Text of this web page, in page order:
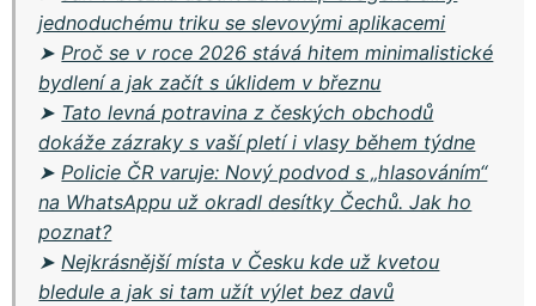
jednoduchému triku se slevovými aplikacemi
➤Proč se v roce 2026 stává hitem minimalistické
bydlení a jak začít s úklidem v březnu
➤ Tato levná potravina z českých obchodů
dokáže zázraky s vaší pletí i vlasy během týdne
➤Policie ČR varuje: Nový podvod s „hlasováním“
na WhatsAppu už okradl desítky Čechů. Jak ho
poznat?
➤Nejkrásnější místa v Česku kde už kvetou
bledule a jak si tam užít výlet bez davů